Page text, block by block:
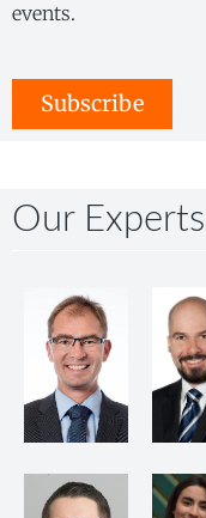
events.
Subscribe
Our Experts